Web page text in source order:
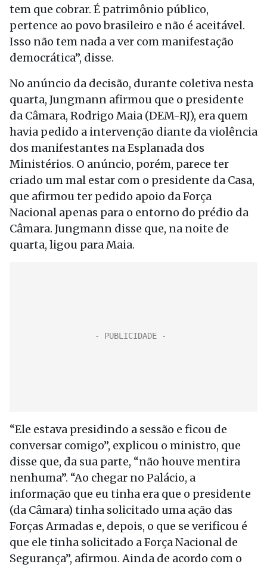
tem que cobrar. É patrimônio público,
pertence ao povo brasileiro e não é aceitável.
Isso não tem nada a ver com manifestação
democrática”, disse.
No anúncio da decisão, durante coletiva nesta
quarta, Jungmann afirmou que o presidente
da Câmara, Rodrigo Maia (DEM-RJ), era quem
havia pedido a intervenção diante da violência
dos manifestantes na Esplanada dos
Ministérios. O anúncio, porém, parece ter
criado um mal estar com o presidente da Casa,
que afirmou ter pedido apoio da Força
Nacional apenas para o entorno do prédio da
Câmara. Jungmann disse que, na noite de
quarta, ligou para Maia.
“Ele estava presidindo a sessão e ficou de
conversar comigo”, explicou o ministro, que
disse que, da sua parte, “não houve mentira
nenhuma”. “Ao chegar no Palácio, a
informação que eu tinha era que o presidente
(da Câmara) tinha solicitado uma ação das
Forças Armadas e, depois, o que se verificou é
que ele tinha solicitado a Força Nacional de
Segurança”, afirmou. Ainda de acordo com o